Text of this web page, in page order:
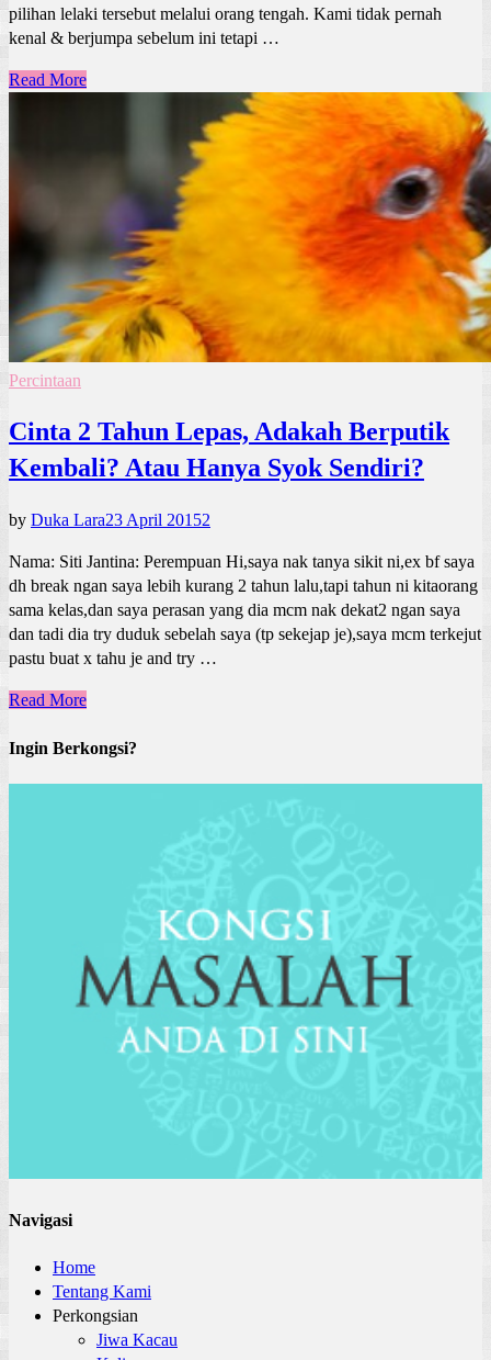
pilihan lelaki tersebut melalui orang tengah. Kami tidak pernah
kenal & berjumpa sebelum ini tetapi …
Read More
Percintaan
Cinta 2 Tahun Lepas, Adakah Berputik
Kembali? Atau Hanya Syok Sendiri?
by Duka Lara23 April 20152
Nama: Siti Jantina: Perempuan Hi,saya nak tanya sikit ni,ex bf saya
dh break ngan saya lebih kurang 2 tahun lalu,tapi tahun ni kitaorang
sama kelas,dan saya perasan yang dia mcm nak dekat2 ngan saya
dan tadi dia try duduk sebelah saya (tp sekejap je),saya mcm terkejut
pastu buat x tahu je and try …
Read More
Ingin Berkongsi?
Navigasi
Home
Tentang Kami
Perkongsian
Jiwa Kacau